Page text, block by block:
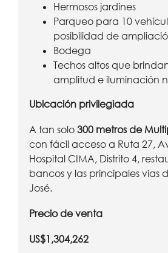
Hermosos jardines
Parqueo para 10
posibilidad de
Bodega
Techos altos que
amplitud e iluminación
Ubicación privilegiada
A tan solo 300 metros de
con fácil acceso a Ruta 27,
Hospital CIMA, Distrito 4,
bancos y las principales vías
José.
Precio de venta
US$1,304,262